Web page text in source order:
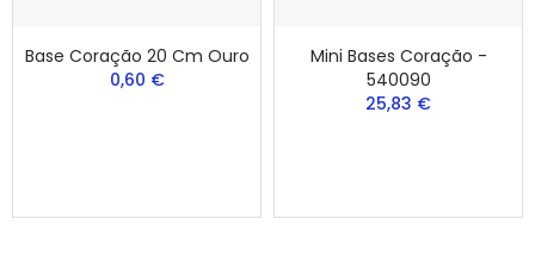
Base Coração 20 Cm Ouro
0,60 €
Mini Bases Coração -
540090
25,83 €